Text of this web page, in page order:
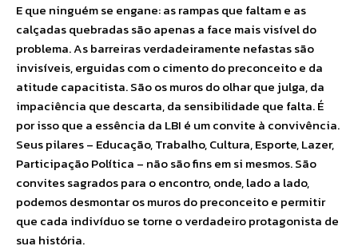
E que ninguém se engane: as rampas que faltam e as
calçadas quebradas são apenas a face mais visível do
problema. As barreiras verdadeiramente nefastas são
invisíveis, erguidas com o cimento do preconceito e da
atitude capacitista. São os muros do olhar que julga, da
impaciência que descarta, da sensibilidade que falta. É
por isso que a essência da LBI é um convite à convivência.
Seus pilares – Educação, Trabalho, Cultura, Esporte, Lazer,
Participação Política – não são fins em si mesmos. São
convites sagrados para o encontro, onde, lado a lado,
podemos desmontar os muros do preconceito e permitir
que cada indivíduo se torne o verdadeiro protagonista de
sua história.